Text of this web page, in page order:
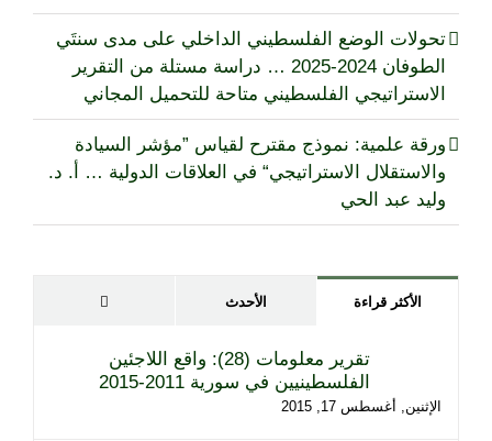
تحولات الوضع الفلسطيني الداخلي على مدى سنتَي
الطوفان 2024-2025 … دراسة مستلة من التقرير
الاستراتيجي الفلسطيني متاحة للتحميل المجاني
ورقة علمية: نموذج مقترح لقياس ”مؤشر السيادة
والاستقلال الاستراتيجي“ في العلاقات الدولية … أ. د.
وليد عبد الحي
الأكثر قراءة الأحدث
تقرير معلومات (28): واقع اللاجئين
الفلسطينيين في سورية 2011-2015
الإثنين, أغسطس 17, 2015